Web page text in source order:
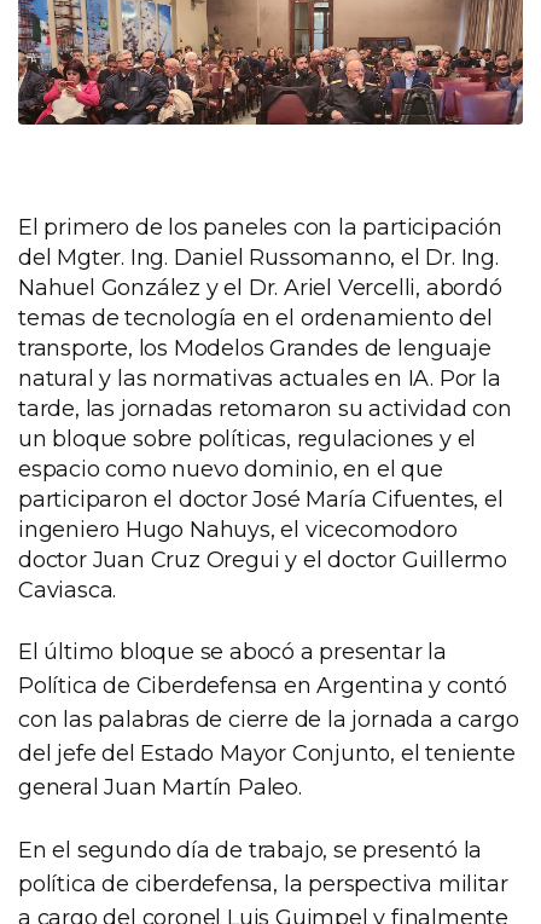
El primero de los paneles con la participación
del Mgter. Ing. Daniel Russomanno, el Dr. Ing.
Nahuel González y el Dr. Ariel Vercelli, abordó
temas de tecnología en el ordenamiento del
transporte, los Modelos Grandes de lenguaje
natural y las normativas actuales en IA. Por la
tarde, las jornadas retomaron su actividad con
un bloque sobre políticas, regulaciones y el
espacio como nuevo dominio, en el que
participaron el doctor José María Cifuentes, el
ingeniero Hugo Nahuys, el vicecomodoro
doctor Juan Cruz Oregui y el doctor Guillermo
Caviasca.
El último bloque se abocó a presentar la
Política de Ciberdefensa en Argentina y contó
con las palabras de cierre de la jornada a cargo
del jefe del Estado Mayor Conjunto, el teniente
general Juan Martín Paleo.
En el segundo día de trabajo, se presentó la
política de ciberdefensa, la perspectiva militar
a cargo del coronel Luis Guimpel y finalmente